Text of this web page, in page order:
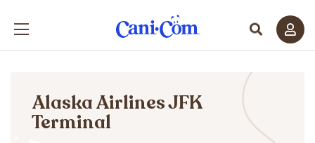
Alaska Airlines JFK
Terminal